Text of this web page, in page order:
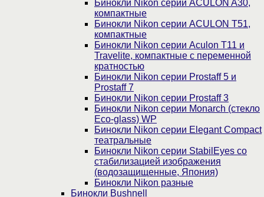
Бинокли Nikon серии ACULON A30,
компактные
Бинокли Nikon серии ACULON Т51,
компактные
Бинокли Nikon серии Aculon T11 и
Travelite, компактные с переменной
кратностью
Бинокли Nikon серии Prostaff 5 и
Prostaff 7
Бинокли Nikon серии Prostaff 3
Бинокли Nikon серии Monarch (стекло
Eco-glass) WP
Бинокли Nikon серии Elegant Compact
театральные
Бинокли Nikon серии StabilEyes со
стабилизацией изображения
(водозащищенные, Япония)
Бинокли Nikon разные
Бинокли Bushnell